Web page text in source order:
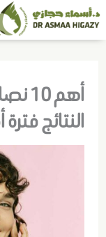
تخطي
إلى
أهم
النتائج